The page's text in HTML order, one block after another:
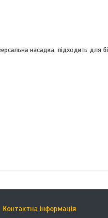
насадка, підходить для
Контактна інформація